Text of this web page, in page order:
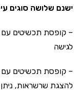
ישנם שלושה סוגים
– קופסת תכשיטים עם
לגישה
– קופסת תכשיטים
להצגת שרשראות, ניתן